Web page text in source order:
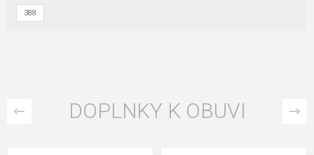
388
DOPLNKY K OBUVI